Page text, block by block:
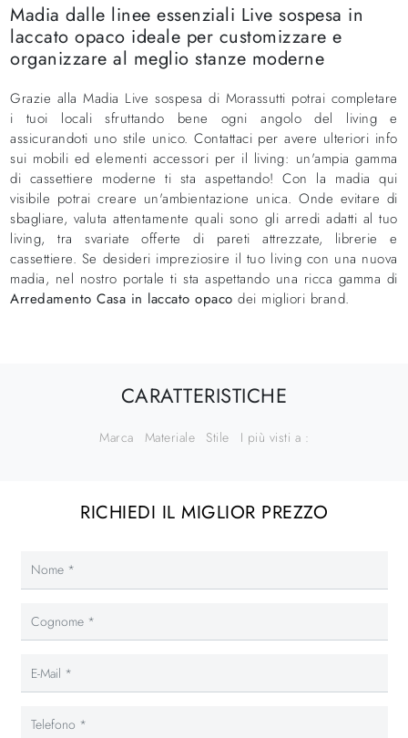
Madia dalle linee essenziali Live sospesa in
laccato opaco ideale per customizzare e
organizzare al meglio stanze moderne
Grazie alla Madia Live sospesa di Morassutti potrai completare
i tuoi locali sfruttando bene ogni angolo del living e
assicurandoti uno stile unico. Contattaci per avere ulteriori info
sui mobili ed elementi accessori per il living: un'ampia gamma
di cassettiere moderne ti sta aspettando! Con la madia qui
visibile potrai creare un'ambientazione unica. Onde evitare di
sbagliare, valuta attentamente quali sono gli arredi adatti al tuo
living, tra svariate offerte di pareti attrezzate, librerie e
cassettiere. Se desideri impreziosire il tuo living con una nuova
madia, nel nostro portale ti sta aspettando una ricca gamma di
Arredamento Casa in laccato opaco dei migliori brand.
CARATTERISTICHE
Marca Materiale Stile I più visti a :
RICHIEDI IL MIGLIOR PREZZO